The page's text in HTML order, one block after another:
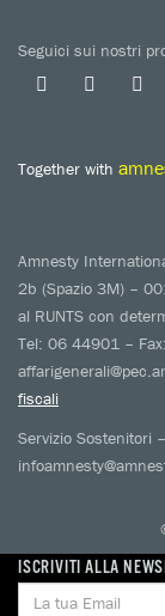
ISCRIVITI ALLA
Seguici sui nostri
Together with
Amnesty
2b (Spazio 3M) –
al RUNTS con
Tel: 06 44901 –
fiscali
Servizio Sostenitori